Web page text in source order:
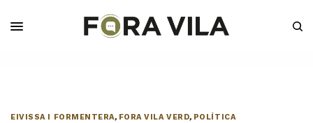
EIVISSA I FORMENTERA, FORA VILA VERD, POLÍTICA